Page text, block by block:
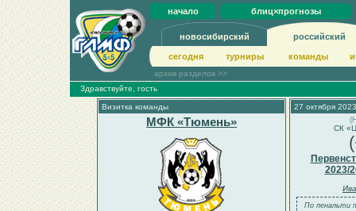
начало блиц×прогнозы
новосибирский российский
сегодня турниры команды
архив разделов >>
Здравствуйте, гость
Визитка команды
МФК «Тюмень»
27 октября
СК
2023/
По пенальти